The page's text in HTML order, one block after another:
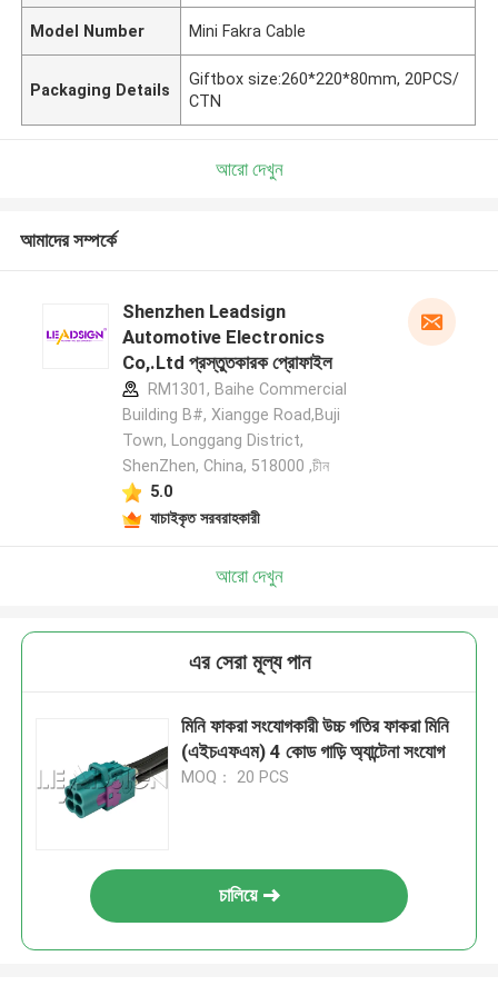
Model Number Mini Fakra Cable
Packaging Details
Giftbox size:260*220*80mm, 20PCS/
CTN
আরো দেখুন
আমাদের সম্পর্কে
Shenzhen Leadsign
Automotive Electronics
Co,.Ltd প্রস্তুতকারক প্রোফাইল
RM1301, Baihe Commercial
Building B#, Xiangge Road,Buji
Town, Longgang District,
ShenZhen, China, 518000 ,চীন
5.0
যাচাইকৃত সরবরাহকারী
আরো দেখুন
এর সেরা মূল্য পান
মিনি ফাকরা সংযোগকারী উচ্চ গতির ফাকরা মিনি
(এইচএফএম) 4 কোড গাড়ি অ্যান্টেনা সংযোগ
MOQ： 20 PCS
চালিয়ে